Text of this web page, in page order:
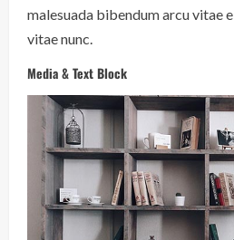
malesuada bibendum arcu vitae
vitae nunc.
Media & Text Block